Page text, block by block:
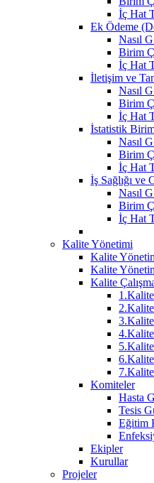
İç Hat
Ek Ödeme
Nasıl
Birim
İç Hat
İletişim ve
Nasıl
Birim
İç Hat
İstatistik
Nasıl
Birim
İç Hat
İş Sağlığı ve
Nasıl
Birim
İç Hat
Kalite Yönetimi
Kalite
Kalite
Kalite
4.Kalite
Komiteler
Hasta
Tesis
Eğitim
Ekipler
Kurullar
Projeler